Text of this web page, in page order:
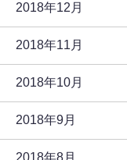
2018年12月
2018年11月
2018年10月
2018年9月
2018年8月